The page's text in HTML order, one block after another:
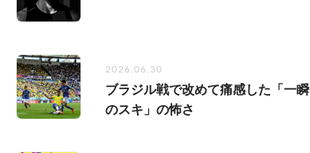
2026.06.30
ブラジル戦で改めて痛感した「一瞬
のスキ」の怖さ